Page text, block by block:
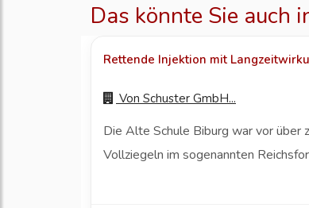
Das könnte Sie auch
Rettende Injektion mit
Von Schuster GmbH...
Die Alte Schule Biburg war vor über
Vollziegeln im sogenannten